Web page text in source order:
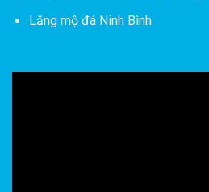
Lăng mộ đá Ninh Bình